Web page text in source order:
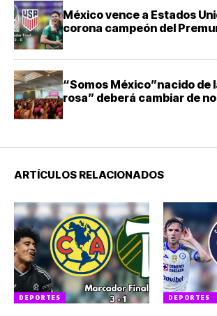
México vence a Estados
corona campeón del
“Somos México”nacido de
rosa” deberá cambiar de
ARTÍCULOS RELACIONADOS
DEPORTES DEPORTES